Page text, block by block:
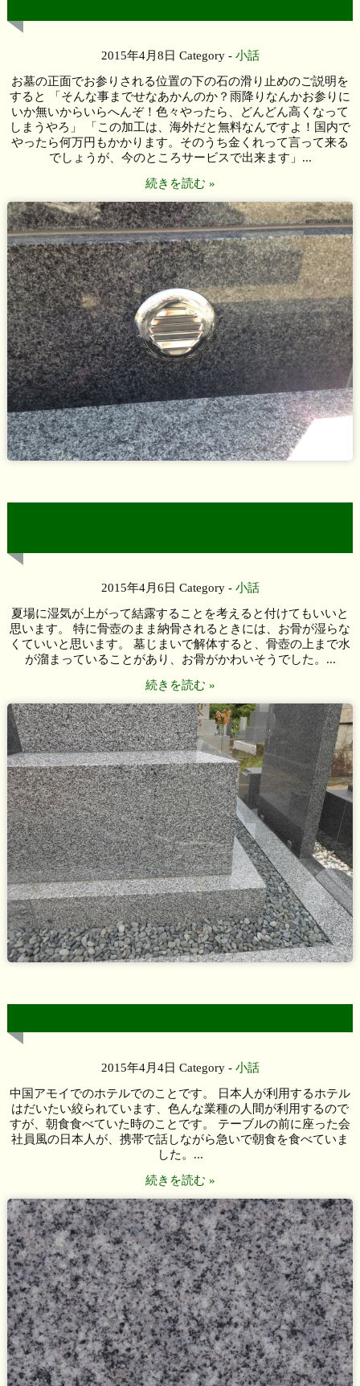
2015年4月8日 Category - 小話
お墓の正面でお参りされる位置の下の石の滑り止めのご説明を
すると 「そんな事までせなあかんのか？雨降りなんかお参りに
いか無いからいらへんぞ！色々やったら、どんどん高くなって
しまうやろ」 「この加工は、海外だと無料なんですよ！国内で
やったら何万円もかかります。そのうち金くれって言って来る
でしょうが、今のところサービスで出来ます」...
続きを読む »
2015年4月6日 Category - 小話
夏場に湿気が上がって結露することを考えると付けてもいいと
思います。 特に骨壺のまま納骨されるときには、お骨が湿らな
くていいと思います。 墓じまいで解体すると、骨壺の上まで水
が溜まっていることがあり、お骨がかわいそうでした。...
続きを読む »
2015年4月4日 Category - 小話
中国アモイでのホテルでのことです。 日本人が利用するホテル
はだいたい絞られています、色んな業種の人間が利用するので
すが、朝食食べていた時のことです。 テーブルの前に座った会
社員風の日本人が、携帯で話しながら急いで朝食を食べていま
した。...
続きを読む »